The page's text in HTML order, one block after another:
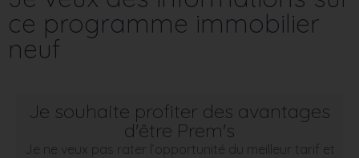
ce programme immobilier
neuf
Je souhaite profiter des avantages
d'être Prem's
Je ne veux pas rater l’opportunité du meilleur tarif et